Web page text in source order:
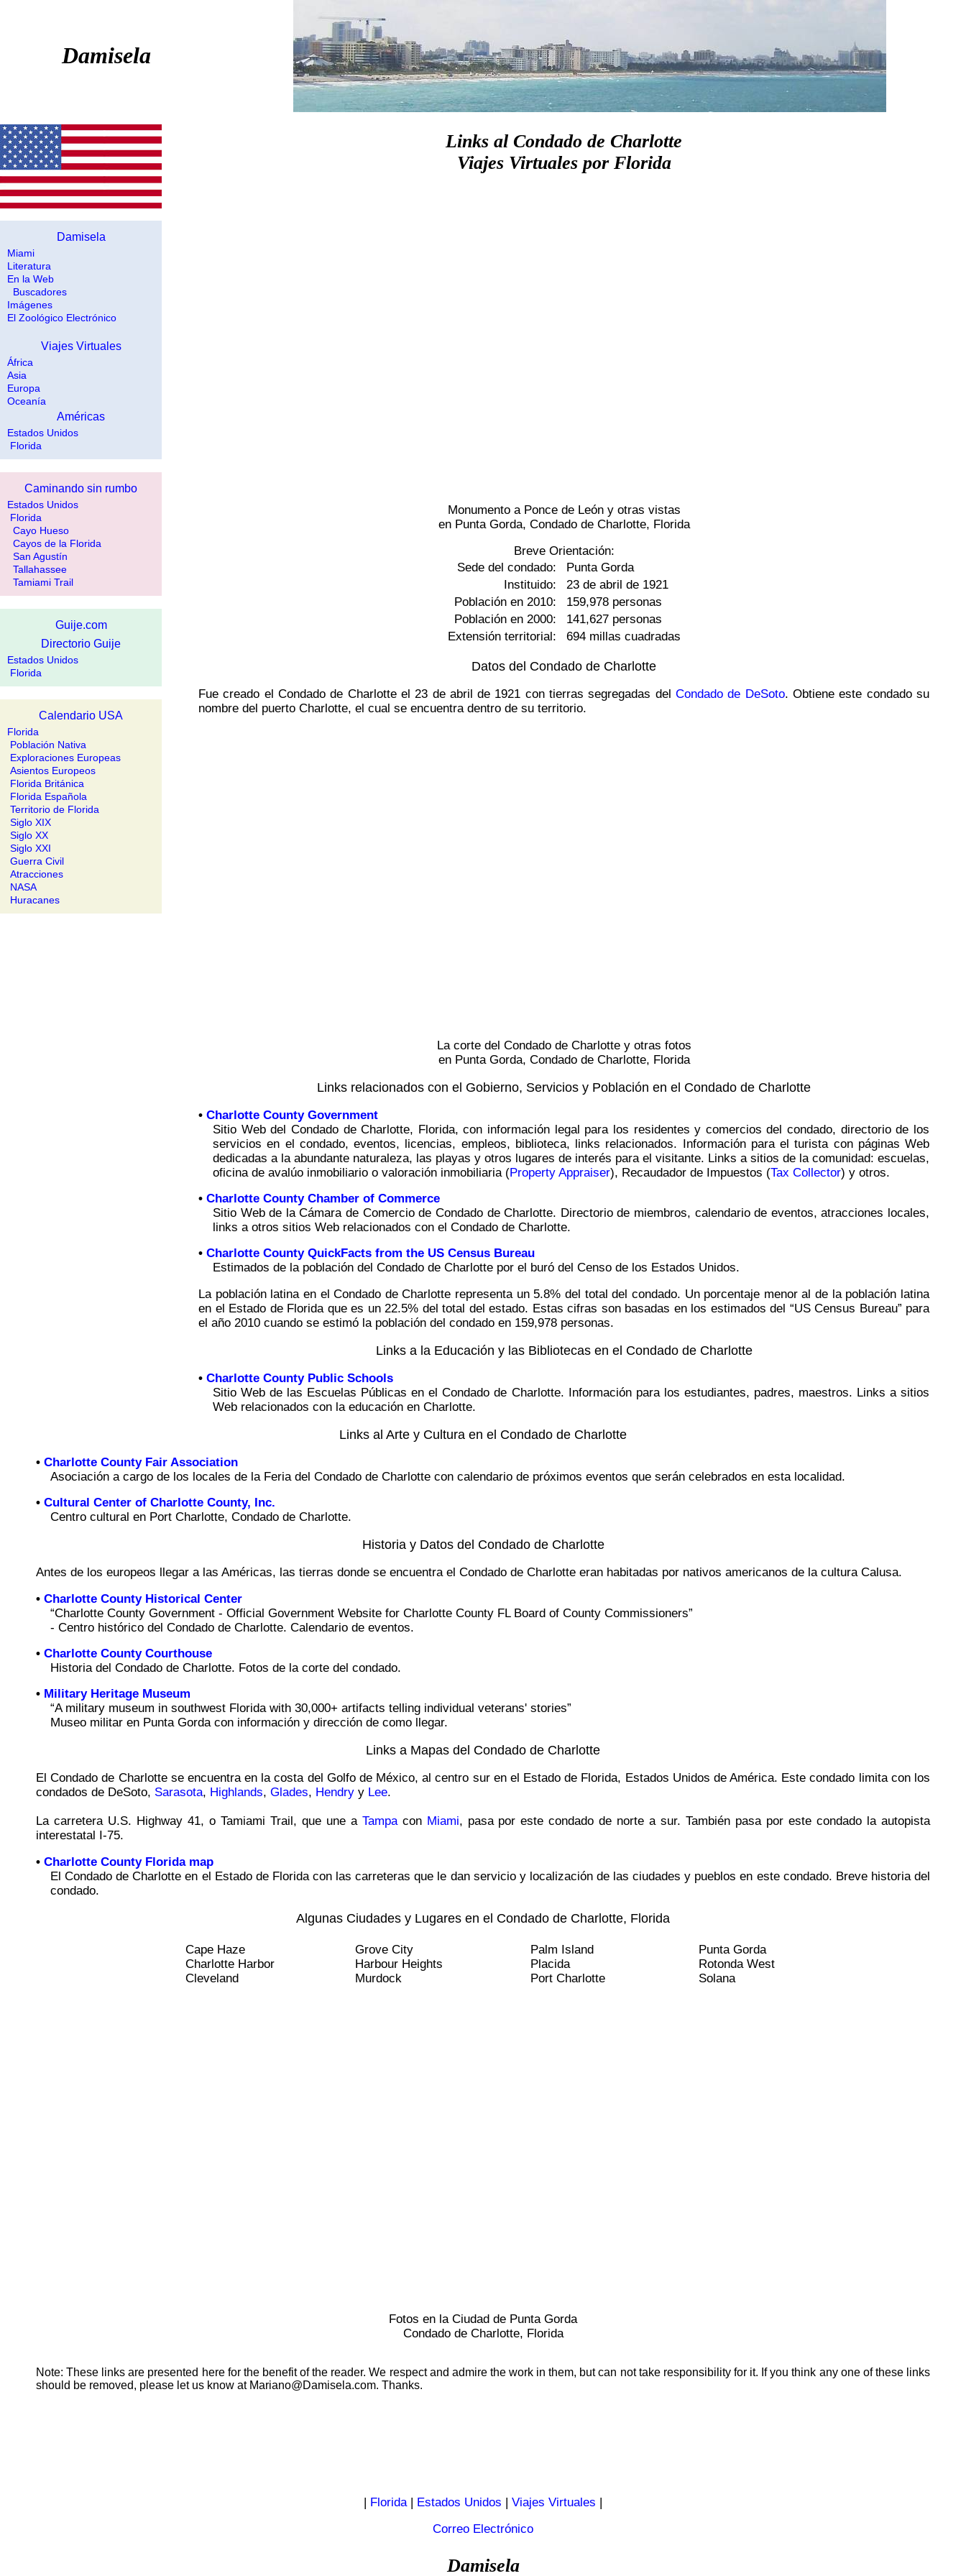
Damisela
Damisela
Miami
Literatura
En la Web
Buscadores
Imágenes
El Zoológico Electrónico
Viajes Virtuales
África
Asia
Europa
Oceanía
Américas
Estados Unidos
Florida
Caminando sin rumbo
Estados Unidos
Florida
Cayo Hueso
Cayos de la Florida
San Agustín
Tallahassee
Tamiami Trail
Guije.com
Directorio Guije
Estados Unidos
Florida
Calendario USA
Florida
Población Nativa
Exploraciones Europeas
Asientos Europeos
Florida Británica
Florida Española
Territorio de Florida
Siglo XIX
Siglo XX
Siglo XXI
Guerra Civil
Atracciones
NASA
Huracanes
Links al Condado de Charlotte
Viajes Virtuales por Florida
Monumento a Ponce de León y otras vistas
en Punta Gorda, Condado de Charlotte, Florida
Breve Orientación:
Sede del condado:
Punta Gorda
Instituido:
23 de abril de 1921
Población en 2010:
159,978 personas
Población en 2000:
141,627 personas
Extensión territorial:
694 millas cuadradas
Datos del Condado de Charlotte
Fue creado el Condado de Charlotte el 23 de abril de 1921 con tierras segregadas delCondado de DeSoto. Obtiene este condado su
nombre del puerto Charlotte, el cual se encuentra dentro de su territorio.
La corte del Condado de Charlotte y otras fotos
en Punta Gorda, Condado de Charlotte, Florida
Links relacionados con el Gobierno, Servicios y Población en el Condado de Charlotte
• Charlotte County Government
Sitio Web del Condado de Charlotte, Florida, con información legal para los residentes y comercios del condado, directorio de los
servicios en el condado, eventos, licencias, empleos, biblioteca, links relacionados. Información para el turista con páginas Web
dedicadas a la abundante naturaleza, las playas y otros lugares de interés para el visitante. Links a sitios de la comunidad: escuelas,
oficina de avalúo inmobiliario o valoración inmobiliaria (Property Appraiser), Recaudador de Impuestos (Tax Collector) y otros.
• Charlotte County Chamber of Commerce
Sitio Web de la Cámara de Comercio de Condado de Charlotte. Directorio de miembros, calendario de eventos, atracciones locales,
links a otros sitios Web relacionados con el Condado de Charlotte.
• Charlotte County QuickFacts from the US Census Bureau
Estimados de la población del Condado de Charlotte por el buró del Censo de los Estados Unidos.
La población latina en el Condado de Charlotte representa un 5.8% del total del condado. Un porcentaje menor al de la población latina
en el Estado de Florida que es un 22.5% del total del estado. Estas cifras son basadas en los estimados del “US Census Bureau” para
el año 2010 cuando se estimó la población del condado en 159,978 personas.
Links a la Educación y las Bibliotecas en el Condado de Charlotte
• Charlotte County Public Schools
Sitio Web de las Escuelas Públicas en el Condado de Charlotte. Información para los estudiantes, padres, maestros. Links a sitios
Web relacionados con la educación en Charlotte.
Links al Arte y Cultura en el Condado de Charlotte
• Charlotte County Fair Association
Asociación a cargo de los locales de la Feria del Condado de Charlotte con calendario de próximos eventos que serán celebrados en esta localidad.
• Cultural Center of Charlotte County, Inc.
Centro cultural en Port Charlotte, Condado de Charlotte.
Historia y Datos del Condado de Charlotte
Antes de los europeos llegar a las Américas, las tierras donde se encuentra el Condado de Charlotte eran habitadas por nativos americanos de la cultura Calusa.
• Charlotte County Historical Center
“Charlotte County Government - Official Government Website for Charlotte County FL Board of County Commissioners”
- Centro histórico del Condado de Charlotte. Calendario de eventos.
• Charlotte County Courthouse
Historia del Condado de Charlotte. Fotos de la corte del condado.
• Military Heritage Museum
“A military museum in southwest Florida with 30,000+ artifacts telling individual veterans' stories”
Museo militar en Punta Gorda con información y dirección de como llegar.
Links a Mapas del Condado de Charlotte
El Condado de Charlotte se encuentra en la costa del Golfo de México, al centro sur en el Estado de Florida, Estados Unidos de América. Este condado limita con los
condados de DeSoto, Sarasota, Highlands, Glades, Hendry y Lee.
La carretera U.S. Highway 41, o Tamiami Trail, que une a Tampacon Miami, pasa por este condado de norte a sur. También pasa por este condado la autopista
interestatal I-75.
• Charlotte County Florida map
El Condado de Charlotte en el Estado de Florida con las carreteras que le dan servicio y localización de las ciudades y pueblos en este condado. Breve historia del
condado.
Algunas Ciudades y Lugares en el Condado de Charlotte, Florida
Cape Haze
Charlotte Harbor
Cleveland
Grove City
Harbour Heights
Murdock
Palm Island
Placida
Port Charlotte
Punta Gorda
Rotonda West
Solana
Fotos en la Ciudad de Punta Gorda
Condado de Charlotte, Florida
Note: These links are presented here for the benefit of the reader. We respect and admire the work in them, but can not take responsibility for it. If you think any one of these links
should be removed, please let us know at Mariano@Damisela.com. Thanks.
| Florida| Estados Unidos | Viajes Virtuales |
Correo Electrónico
Damisela